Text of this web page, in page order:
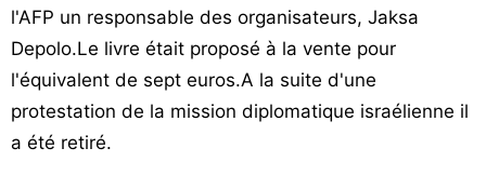
l'AFP un responsable des organisateurs, Jaksa
Depolo.Le livre était proposé à la vente pour
l'équivalent de sept euros.A la suite d'une
protestation de la mission diplomatique israélienne il
a été retiré.